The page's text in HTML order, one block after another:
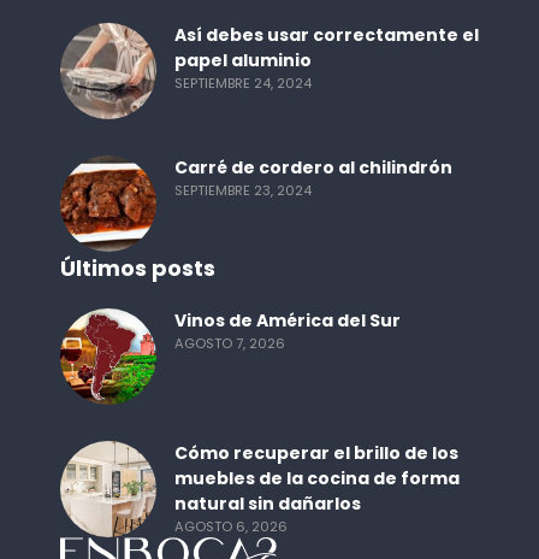
Así debes usar correctamente el
papel aluminio
SEPTIEMBRE 24, 2024
Carré de cordero al chilindrón
SEPTIEMBRE 23, 2024
Últimos posts
Vinos de América del Sur
AGOSTO 7, 2026
Cómo recuperar el brillo de los
muebles de la cocina de forma
natural sin dañarlos
AGOSTO 6, 2026